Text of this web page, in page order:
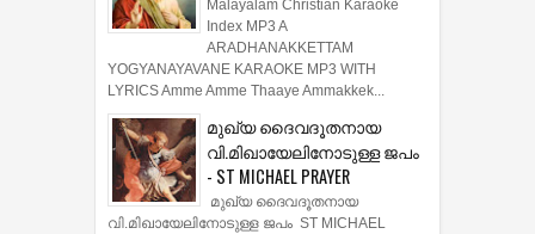
Malayalam Christian Karaoke
Index MP3 A
ARADHANAKKETTAM
YOGYANAYAVANE KARAOKE MP3 WITH
LYRICS Amme Amme Thaaye Ammakkek...
മുഖ്യ ദൈവദൂതനായ
വി.മിഖായേലിനോടുള്ള ജപം
- ST MICHAEL PRAYER
മുഖ്യ ദൈവദൂതനായ
വി.മിഖായേലിനോടുള്ള ജപം ST MICHAEL